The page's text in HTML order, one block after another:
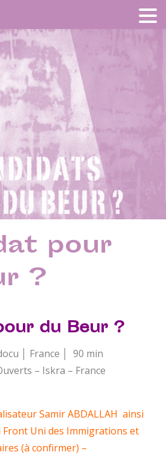
pour
?
du Beur ?
│ France │ 90 min
– Iskra – France
Samir ABDALLAH ainsi
Front Uni des Immigrations et
(à confirmer) –